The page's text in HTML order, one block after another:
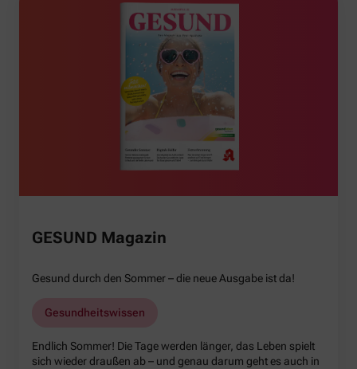
GESUND Magazin
Gesund durch den Sommer – die neue Ausgabe ist da!
Gesundheitswissen
Endlich Sommer! Die Tage werden länger, das Leben spielt
sich wieder draußen ab – und genau darum geht es auch in